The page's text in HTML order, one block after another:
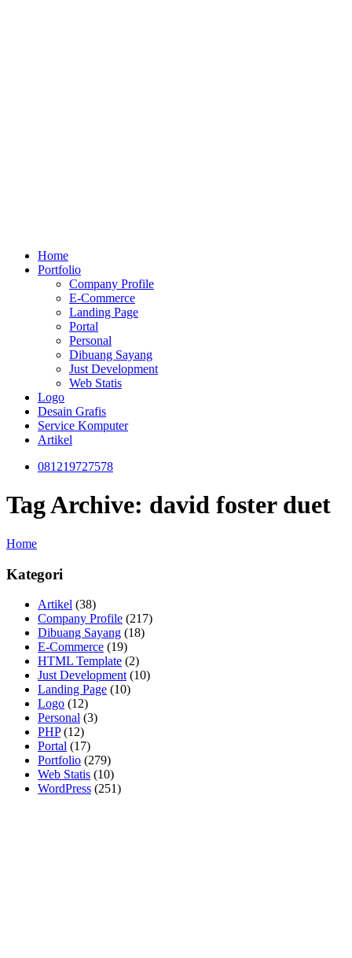
Home
Portfolio
Company Profile
E-Commerce
Landing Page
Portal
Personal
Dibuang Sayang
Just Development
Web Statis
Logo
Desain Grafis
Service Komputer
Artikel
081219727578
Tag Archive: david foster duet
Home
Kategori
Artikel (38)
Company Profile (217)
Dibuang Sayang (18)
E-Commerce (19)
HTML Template (2)
Just Development (10)
Landing Page (10)
Logo (12)
Personal (3)
PHP(12)
Portal (17)
Portfolio (279)
Web Statis (10)
WordPress (251)